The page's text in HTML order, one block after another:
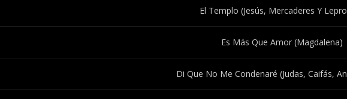
El Templo (Jesús, Mercaderes Y
Es Más Que Amor (Magdalena)
Di Que No Me Condenaré (Judas, Caifás,